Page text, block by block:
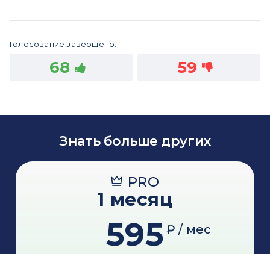
Голосование завершено.
68 59
Знать больше других
PRO
1 месяц
595 ₽ / мес